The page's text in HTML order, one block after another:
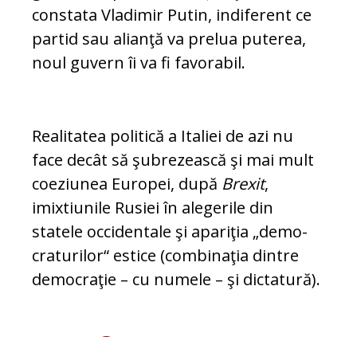
constata Vladimir Pu­tin, indiferent ce
partid sau alianţă va prelua pu­terea,
noul guvern îi va fi fa­vorabil.
Realitatea politică a Italiei de azi nu
face de­cât să şubrezească şi mai mult
coeziunea Eu­ro­pei, după Brexit,
imixtiunile Rusiei în ale­ge­ri­le din
statele occidentale şi apariţia „demo­
cra­turilor“ estice (combinaţia dintre
de­mo­craţie – cu numele – şi dictatură).